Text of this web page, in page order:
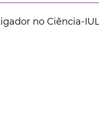
no Ciência-